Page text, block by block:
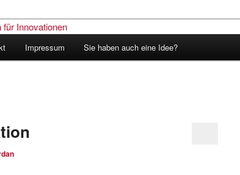
– Das Schweizer Magazin
Impressum Sie haben auch eine Idee?